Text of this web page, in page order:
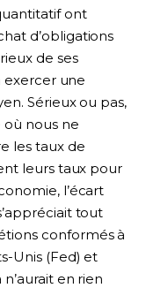
ont
d’obligations
de ses
exercer une
Sérieux ou pas,
nous ne
les taux de
leurs taux pour
l’écart
tout
conformés à
Unis (Fed) et
en rien